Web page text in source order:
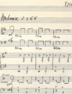
[Κύκλος
Μαουτχάουζεν
Ρωμιοσύνη [1966-
Γράμματα από τη
Λυσιστράτη [1966-
Une balle au coeur
Η μέρα που θα
Έξη Θαλασσινά